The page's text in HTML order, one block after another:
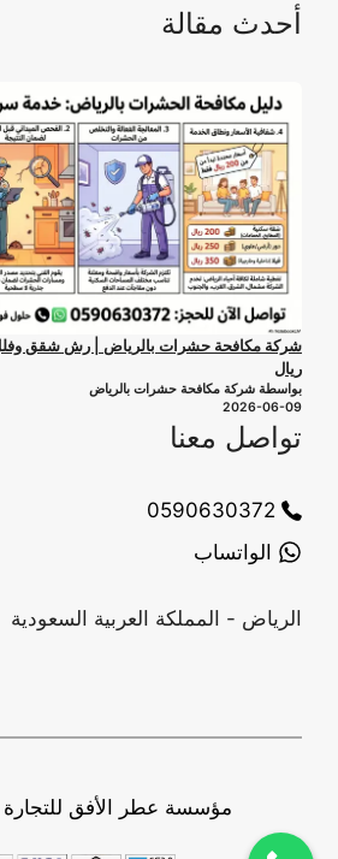
أحدث مقالة
ريال
بواسطة شركة مكافحة حشرات بالرياض
2026-06-09
تواصل معنا
0590630372
الواتساب
الرياض - المملكة العربية السعودية
مؤسسة عطر الأفق للتجارة |